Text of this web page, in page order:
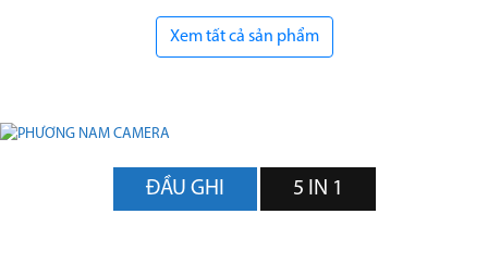
Xem tất cả sản phẩm
ĐẦU GHI 5 IN 1